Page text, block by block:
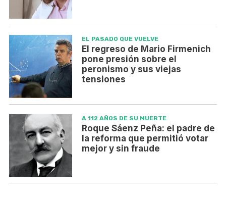
EL PASADO QUE VUELVE
El regreso de Mario Firmenich
pone presión sobre el
peronismo y sus viejas
tensiones
A 112 AÑOS DE SU MUERTE
Roque Sáenz Peña: el padre de
la reforma que permitió votar
mejor y sin fraude